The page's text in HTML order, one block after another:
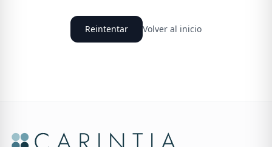
Reintentar Volver al inicio